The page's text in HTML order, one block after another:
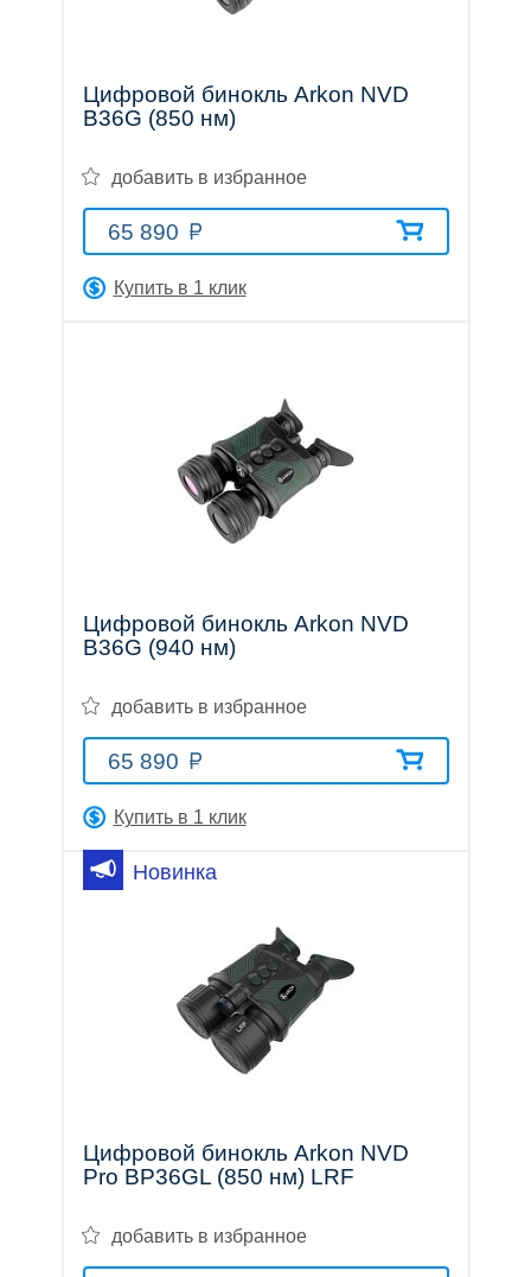
Цифровой бинокль Arkon NVD
B36G (850 нм)
добавить в избранное
65 890
Купить в 1 клик
Цифровой бинокль Arkon NVD
B36G (940 нм)
добавить в избранное
65 890
Купить в 1 клик
Новинка
Цифровой бинокль Arkon NVD
Pro BP36GL (850 нм) LRF
добавить в избранное